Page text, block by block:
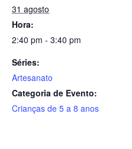
31 agosto
Hora:
2:40 pm - 3:40 pm
Séries:
Artesanato
Categoria de Evento:
Crianças de 5 a 8 anos